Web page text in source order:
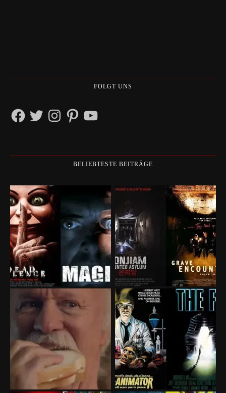
FOLGT UNS
FacebookTwitterInstagramPinterestYouTube
BELIEBTESTE BEITRÄGE